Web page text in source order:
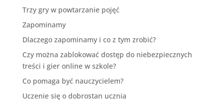
Trzy gry w powtarzanie pojęć
Zapominamy
Dlaczego zapominamy i co z tym zrobić?
Czy można zablokować dostęp do niebezpiecznych
treści i gier online w szkole?
Co pomaga być nauczycielem?
Uczenie się o dobrostan ucznia